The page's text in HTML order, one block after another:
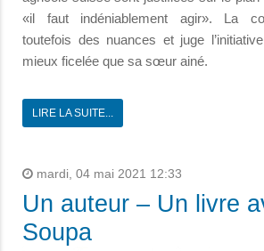
«il faut indéniablement agir». La
toutefois des nuances et juge
mieux ficelée que sa sœur ainé.
LIRE LA SUITE...
mardi, 04 mai 2021 12:33
Un auteur – Un livre
Soupa